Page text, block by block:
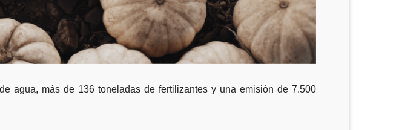
de agua, más de 136 toneladas de fertilizantes y una emisión de 7.500